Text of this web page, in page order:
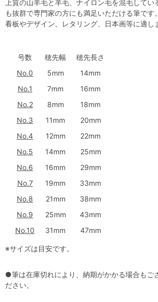
上質の山羊毛と羊毛、ナイロン毛を混毛してい
も抜群で専門家の方にも満足いただける筆です。
看板やデザイン、レタリング、日本画等に適し
号数 穂先幅
穂先長さ
No.0
5mm
14mm
No.1
7mm
16mm
No.2
8mm
18mm
No.3
11mm
20mm
No.4
12mm
22mm
No.5
14mm
25mm
No.6
16mm
29mm
No.7
19mm
33mm
No.8
21mm
38mm
No.9
25mm
43mm
No.10
31mm 47mm
※サイズは目安です。
●筆は在庫切れにより、納期がかかる場合もご
ださい。